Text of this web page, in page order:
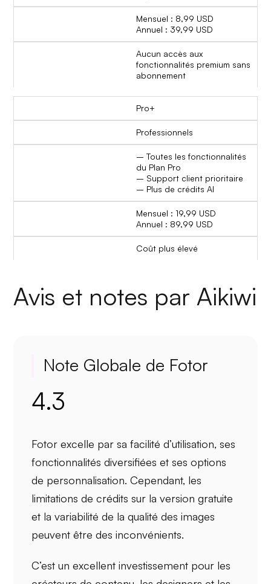
Mensuel : 8,99 USD
Annuel : 39,99 USD
Aucun accès aux
fonctionnalités premium sans
abonnement
Pro+
Professionnels
– Toutes les fonctionnalités
du Plan Pro
– Support client prioritaire
– Plus de crédits AI
Mensuel : 19,99 USD
Annuel : 89,99 USD
Coût plus élevé
Avis et notes par Aikiwi
Note Globale de Fotor
4.3
Fotor excelle par safacilité d’utilisation, ses
fonctionnalités diversifiées et ses options
de personnalisation. Cependant, les
limitations de crédits sur la version gratuite
et la variabilité de la qualité des images
peuvent être des inconvénients.
C’est un excellent investissement pour les